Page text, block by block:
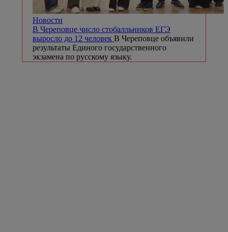
Новости
В Череповце число стобалльников ЕГЭ
выросло до 12 человек В Череповце объявили
результаты Единого государственного
экзамена по русскому языку.